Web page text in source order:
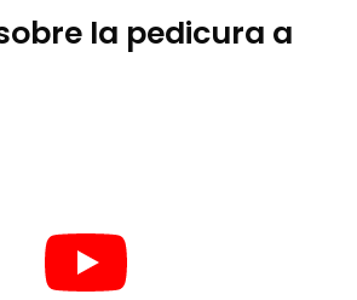
la pedicura a